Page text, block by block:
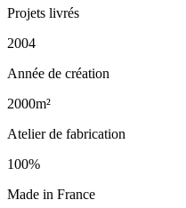
Projets livrés
2004
Année de création
2000m²
Atelier de fabrication
100%
Made in France